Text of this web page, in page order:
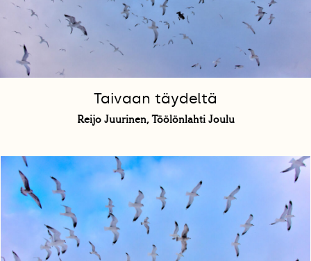
Taivaan täydeltä
Reijo Juurinen, Töölönlahti Joulu